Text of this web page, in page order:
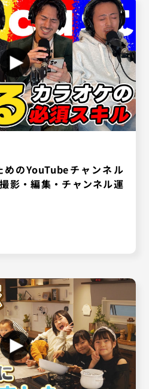
のYouTubeチャンネル
影・編集・チャンネル運